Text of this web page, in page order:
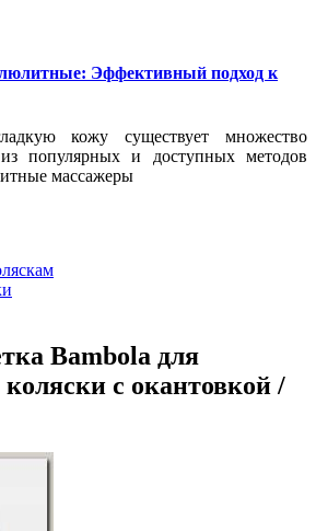
Эффективный подход к
кожу существует множество
популярных и доступных методов
массажеры
Bambola для
с окантовкой /